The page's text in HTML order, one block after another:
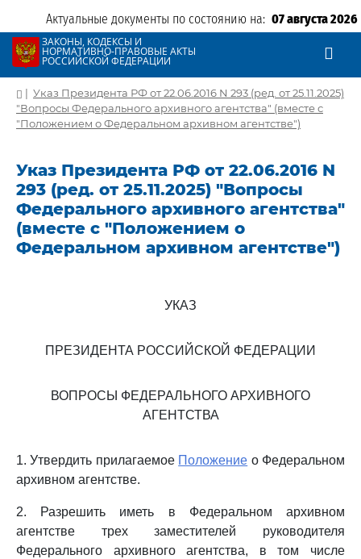
Актуальные документы по состоянию на: 07 августа 2026
ЗАКОНЫ, КОДЕКСЫ И
НОРМАТИВНО-ПРАВОВЫЕ АКТЫ
РОССИЙСКОЙ ФЕДЕРАЦИИ
| Указ Президента РФ от 22.06.2016 N 293 (ред. от 25.11.2025)
"Вопросы Федерального архивного агентства" (вместе с
"Положением о Федеральном архивном агентстве")
Указ Президента РФ от 22.06.2016 N
293 (ред. от 25.11.2025) "Вопросы
Федерального архивного агентства"
(вместе с "Положением о
Федеральном архивном агентстве")
УКАЗ
ПРЕЗИДЕНТА РОССИЙСКОЙ ФЕДЕРАЦИИ
ВОПРОСЫ ФЕДЕРАЛЬНОГО АРХИВНОГО
АГЕНТСТВА
1. Утвердить прилагаемое Положение о Федеральном
архивном агентстве.
2. Разрешить иметь в Федеральном архивном
агентстве трех заместителей руководителя
Федерального архивного агентства, в том числе